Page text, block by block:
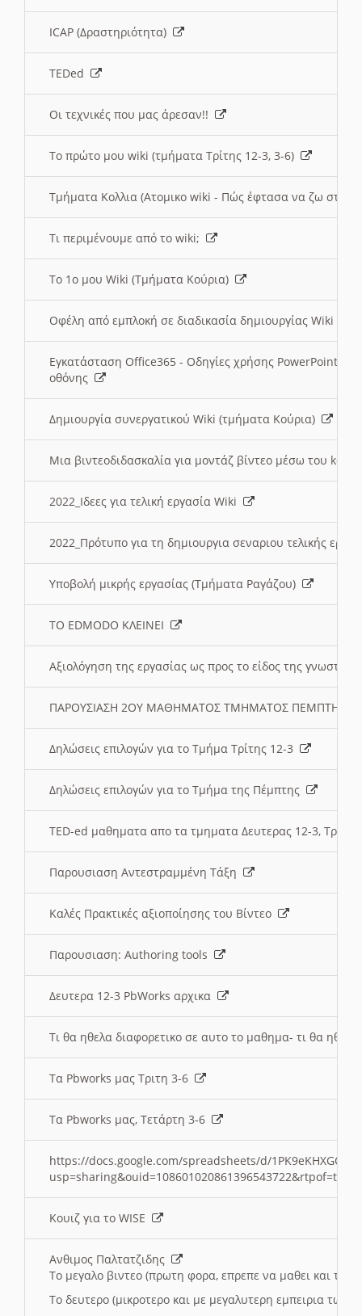
ICAP (Δραστηριότητα)
TEDed
Οι τεχνικές που μας άρεσαν!!
Το πρώτο μου wiki (τμήματα Τρίτης 12-3, 3-6)
Τμήματα Κολλια (Ατομικο wiki - Πώς έφτασα να ζω στην
Τι περιμένουμε από το wiki;
Το 1ο μου Wiki (Τμήματα Κούρια)
Οφέλη από εμπλοκή σε διαδικασία δημιουργίας Wiki
Εγκατάσταση Office365 - Οδηγίες χρήσης PowerPoint
οθόνης
Δημιουργία συνεργατικού Wiki (τμήματα Κούρια)
Μια βιντεοδιδασκαλία για μοντάζ βίντεο μέσω του
2022_Ιδεες για τελική εργασία Wiki
2022_Πρότυπο για τη δημιουργια σεναριου τελικής
Υποβολή μικρής εργασίας (Τμήματα Ραγάζου)
ΤΟ EDMODO ΚΛΕΙΝΕΙ
Αξιολόγηση της εργασίας ως προς το είδος της
ΠΑΡΟΥΣΙΑΣΗ 2ΟΥ ΜΑΘΗΜΑΤΟΣ ΤΜΗΜΑΤΟΣ
Δηλώσεις επιλογών για το Τμήμα Τρίτης 12-3
Δηλώσεις επιλογών για το Τμήμα της Πέμπτης
TED-ed μαθηματα απο τα τμηματα Δευτερας 12-3,
Παρουσιαση Αντεστραμμένη Τάξη
Καλές Πρακτικές αξιοποίησης του Βίντεο
Παρουσιαση: Authoring tools
Δευτερα 12-3 PbWorks αρχικα
Τι θα ηθελα διαφορετικο σε αυτο το μαθημα- τι θα
Τα Pbworks μας Τριτη 3-6
Τα Pbworks μας, Τετάρτη 3-6
https://docs.google.com/spreadsheets/d/
Κουιζ για το WISE
Ανθιμος Παλτατζιδης
Το μεγαλο βιντεο (πρωτη φορα, επρεπε να μαθει και το
Το δευτερο (μικροτερο και με μεγαλυτερη εμπειρια